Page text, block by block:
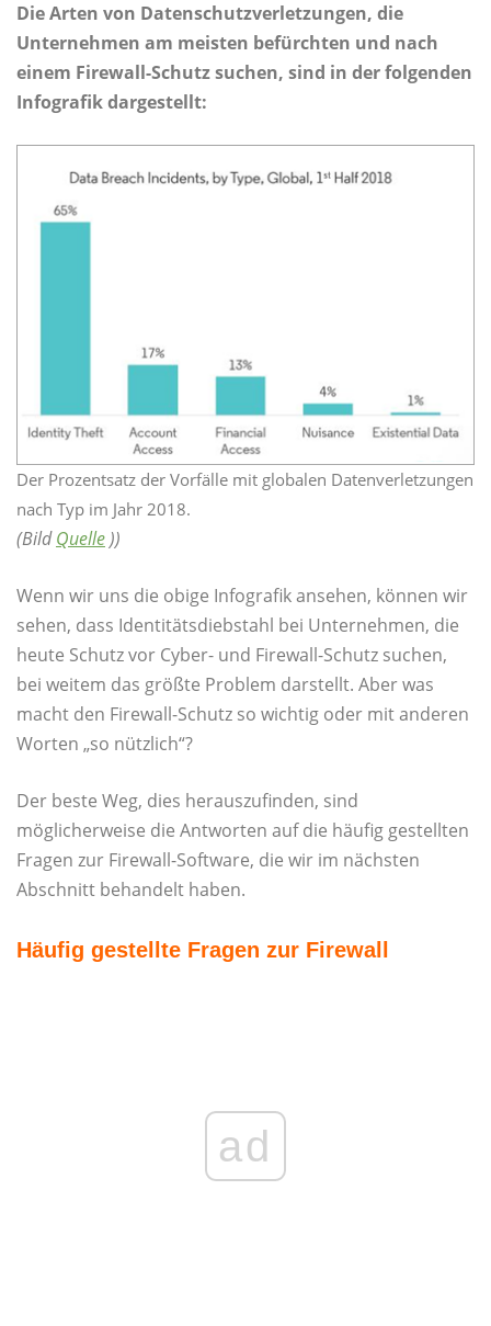
Die Arten von Datenschutzverletzungen, die
Unternehmen am meisten befürchten und nach
einem Firewall-Schutz suchen, sind in der folgenden
Infografik dargestellt:
Der Prozentsatz der Vorfälle mit globalen Datenverletzungen
nach Typ im Jahr 2018.
(BildQuelle ))
Wenn wir uns die obige Infografik ansehen, können wir
sehen, dass Identitätsdiebstahl bei Unternehmen, die
heute Schutz vor Cyber- und Firewall-Schutz suchen,
bei weitem das größte Problem darstellt. Aber was
macht den Firewall-Schutz so wichtig oder mit anderen
Worten „so nützlich“?
Der beste Weg, dies herauszufinden, sind
möglicherweise die Antworten auf die häufig gestellten
Fragen zur Firewall-Software, die wir im nächsten
Abschnitt behandelt haben.
Häufig gestellte Fragen zur Firewall
ad